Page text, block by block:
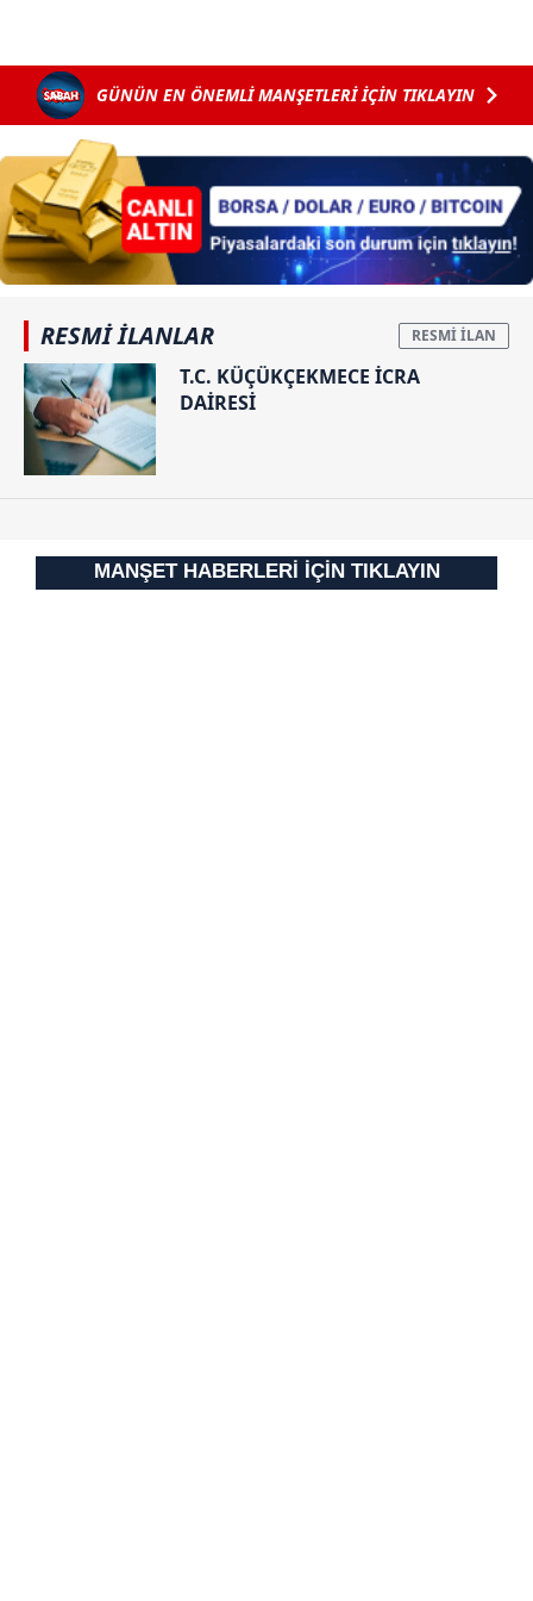
kılınması ve kişiselleştirilmesi ve sizlere yönelik
reklam/pazarlama faaliyetlerinin yapılması, amaçlarıyla
sınırlı olarak açık rızanız dahilinde kullanılacaktır.
Çerezlere ilişkin tercihlerinizi aşağıda yer alan panel
vasıtasıyla belirleyebilirsiniz. Çerezlere ilişkin detaylı bilgi
için Ayarlar butonuna tıklayabilir,Çerez Bilgilendirme
Metnimiziziyaret edebilirsiniz.
6698 sayılı Kişisel Verilerin Korunması Kanunu uyarınca
hazırlanmış Aydınlatma Metnimizi okumak ve sitemizde
ilgili mevzuata uygun olarak kullanılan çerezlerle ilgili bilgi
almak için lütfen
GÜNÜN EN ÖNEMLİ MANŞETLERİ İÇİN TIKLAYIN
RESMİ İLANLAR
T.C. KÜÇÜKÇEKMECE İCRA
DAİRESİ
MANŞET HABERLERİ İÇİN TIKLAYIN